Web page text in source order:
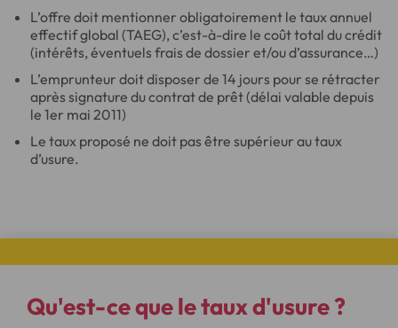
L’offre doit mentionner obligatoirement le taux annuel
effectif global (TAEG), c’est-à-dire le coût total du crédit
(intérêts, éventuels frais de dossier et/ou d’assurance…)
L’emprunteur doit disposer de 14 jours pour se rétracter
après signature du contrat de prêt (délai valable depuis
le 1er mai 2011)
Le taux proposé ne doit pas être supérieur au taux
d’usure.
Qu'est-ce quele taux d'usure?